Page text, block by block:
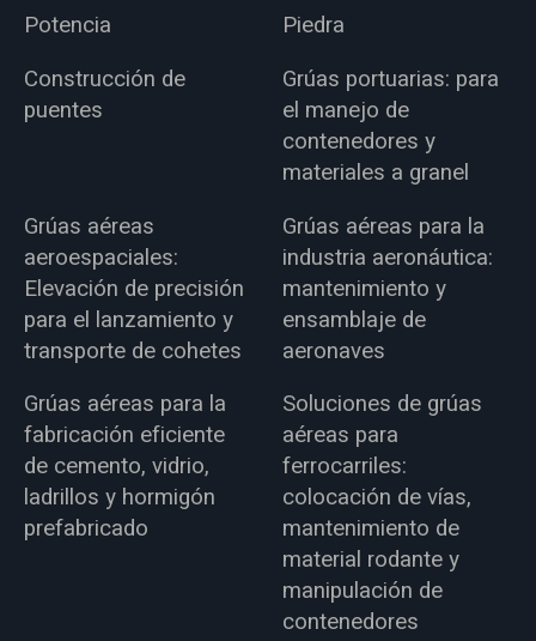
Potencia
Piedra
Construcción de
puentes
Grúas portuarias: para
el manejo de
contenedores y
materiales a granel
Grúas aéreas
aeroespaciales:
Elevación de precisión
para el lanzamiento y
transporte de cohetes
Grúas aéreas para la
industria aeronáutica:
mantenimiento y
ensamblaje de
aeronaves
Grúas aéreas para la
fabricación eficiente
de cemento, vidrio,
ladrillos y hormigón
prefabricado
Soluciones de grúas
aéreas para
ferrocarriles:
colocación de vías,
mantenimiento de
material rodante y
manipulación de
contenedores